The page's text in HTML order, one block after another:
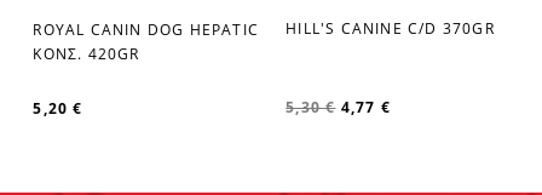
favorite_border
ROYAL CANIN DOG HEPATIC
ΚΟΝΣ. 420GR
5,20 €
favorite_border
HILL'S CANINE C/D 370GR
5,30 € 4,77 €